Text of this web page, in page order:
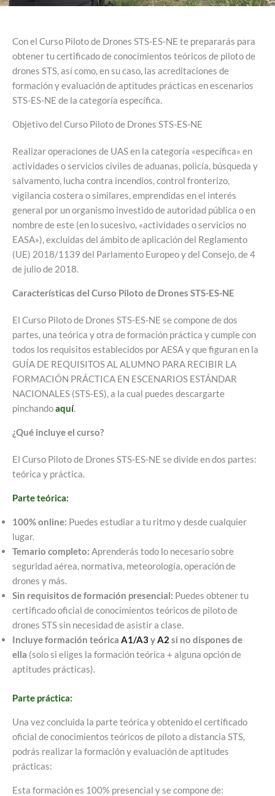
Con el Curso Piloto de Drones STS-ES-NE te prepararás para
obtener tu certificado de conocimientos teóricos de piloto de
drones STS, así como, en su caso, las acreditaciones de
formación y evaluación de aptitudes prácticas en escenarios
STS-ES-NE de la categoría específica.
Objetivo del Curso Piloto de Drones STS-ES-NE
Realizar operaciones de UAS en la categoría «específica» en
actividades o servicios civiles de aduanas, policía, búsqueda y
salvamento, lucha contra incendios, control fronterizo,
vigilancia costera o similares, emprendidas en el interés
general por un organismo investido de autoridad pública o en
nombre de este (en lo sucesivo, «actividades o servicios no
EASA»), excluidas del ámbito de aplicación del Reglamento
(UE) 2018/1139 del Parlamento Europeo y del Consejo, de 4
de julio de 2018.
Características del Curso Piloto de Drones STS-ES-NE
El Curso Piloto de Drones STS-ES-NE se compone de dos
partes, una teórica y otra de formación práctica y cumple con
todos los requisitos establecidos por AESA y que figuran en la
GUÍA DE REQUISITOS AL ALUMNO PARA RECIBIR LA
FORMACIÓN PRÁCTICA EN ESCENARIOS ESTÁNDAR
NACIONALES (STS-ES), a la cual puedes descargarte
pinchandoaquí.
¿Qué incluye el curso?
El Curso Piloto de Drones STS-ES-NE se divide en dos partes:
teórica y práctica.
Parte teórica:
100% online: Puedes estudiar a tu ritmo y desde cualquier
lugar.
Temario completo: Aprenderás todo lo necesario sobre
seguridad aérea, normativa, meteorología, operación de
drones y más.
Sin requisitos de formación presencial: Puedes obtener tu
certificado oficial de conocimientos teóricos de piloto de
drones STS sin necesidad de asistir a clase.
Incluye formación teórica A1/A3yA2 si no dispones de
ella (solo si eliges la formación teórica + alguna opción de
aptitudes prácticas).
Parte práctica:
Una vez concluida la parte teórica y obtenido el certificado
oficial de conocimientos teóricos de piloto a distancia STS,
podrás realizar la formación y evaluación de aptitudes
prácticas:
Esta formación es 100% presencial y se compone de: